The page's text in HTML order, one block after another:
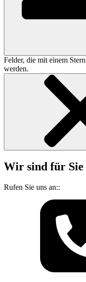
Felder, die mit einem
werden.
Wir sind für Sie
Rufen Sie uns an::